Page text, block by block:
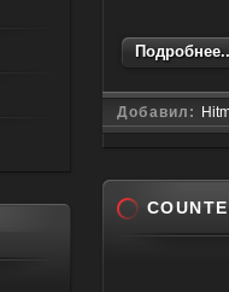
Добавил: